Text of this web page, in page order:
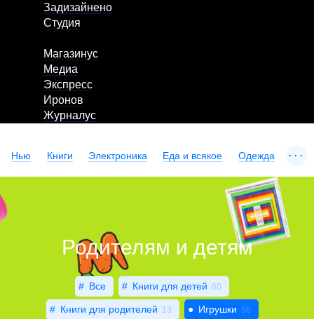
Задизайнено
Студия
Магазинус
Медиа
Экспресс
Иронов
Журналус
Нью Книги Электроника Еда и всякое Одежда ...
Родителям и детям
Все Книги для детей 60
Книги для родителей 13 Игрушки 56